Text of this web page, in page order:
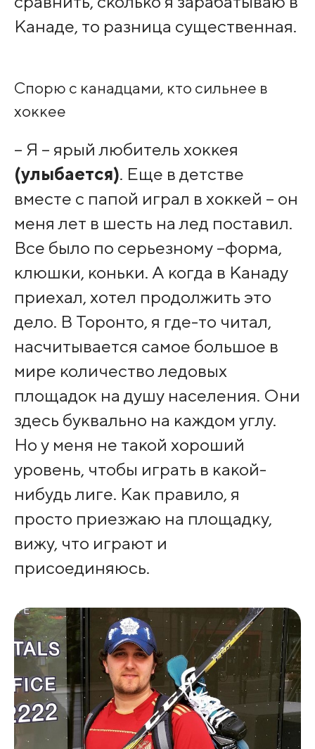
Канаде, то разница существенная.
Спорю с канадцами, кто сильнее в
хоккее
– Я – ярый любитель хоккея
(улыбается). Еще в детстве
вместе с папой играл в хоккей – он
меня лет в шесть на лед поставил.
Все было по серьезному –форма,
клюшки, коньки. А когда в Канаду
приехал, хотел продолжить это
дело. В Торонто, я где-то читал,
насчитывается самое большое в
мире количество ледовых
площадок на душу населения. Они
здесь буквально на каждом углу.
Но у меня не такой хороший
уровень, чтобы играть в какой-
нибудь лиге. Как правило, я
просто приезжаю на площадку,
вижу, что играют и
присоединяюсь.